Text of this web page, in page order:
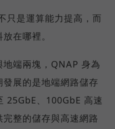
只是運算能力提高，而
在哪裡。
端兩塊，QNAP 身為
展的是地端網路儲存
25GbE、100GbE 高速
整的儲存與高速網路